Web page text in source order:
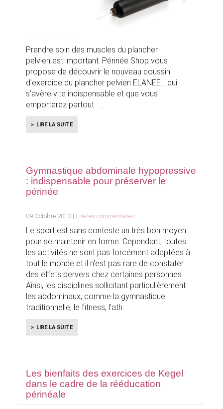
Prendre soin des muscles du plancher
pelvien est important. Périnée Shop vous
propose de découvrir le nouveau coussin
d'exercice du plancher pelvien ELANEE… qui
s’avère vite indispensable et que vous
emporterez partout.
LIRE LA SUITE
Gymnastique abdominale hypopressive
: indispensable pour préserver le
périnée
09 Octobre 2013 | Lire les commentaires
Le sport est sans conteste un très bon moyen
pour se maintenir en forme. Cependant, toutes
les activités ne sont pas forcément adaptées à
tout le monde et il n'est pas rare de constater
des effets pervers chez certaines personnes.
Ainsi, les disciplines sollicitant particulièrement
les abdominaux, comme la gymnastique
traditionnelle, le fitness, l'ath
LIRE LA SUITE
Les bienfaits des exercices de Kegel
dans le cadre de la rééducation
périnéale